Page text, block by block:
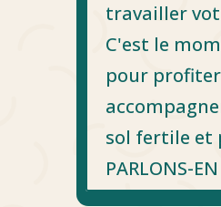
travailler
C'est le
pour
sol fertile et
PARLONS-EN